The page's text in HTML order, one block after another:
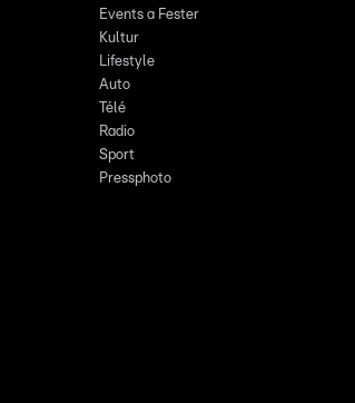
Events a Fester
Kultur
Lifestyle
Auto
Télé
Radio
Sport
Pressphoto